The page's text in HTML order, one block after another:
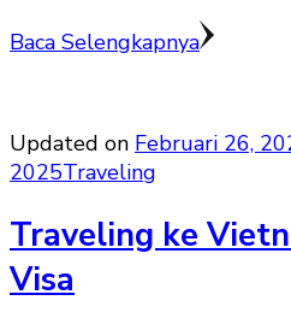
Baca Selengkapnya
Updated on Februari 26,
2025Traveling
Traveling ke
Visa